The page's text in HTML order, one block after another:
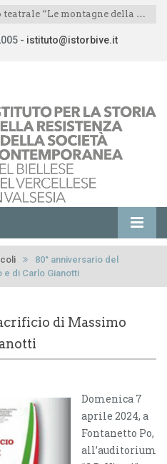
Spettacolo teatrale “Le montagne della libertà”
- istituto@istorbive.it
80° anniversario del
di Carlo Gianotti
di Massimo
Domenica 7
aprile 2024, a
Fontanetto Po,
all’auditorium